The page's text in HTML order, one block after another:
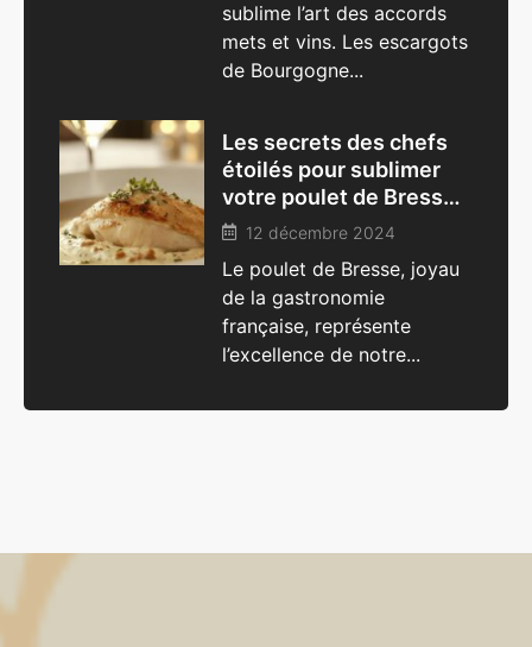
sublime l’art des accords
mets et vins. Les escargots
de Bourgogne...
Les secrets des chefs
étoilés pour sublimer
votre poulet de Bresse à
la crème
12 décembre 2024
Le poulet de Bresse, joyau
de la gastronomie
française, représente
l’excellence de notre...